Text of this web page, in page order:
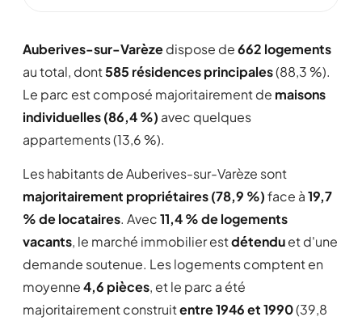
Auberives-sur-Varèzedispose de662 logements
au total, dont585 résidences principales(88,3 %).
Le parc est composé majoritairement de maisons
individuelles (86,4 %) avec quelques
appartements (13,6 %).
Les habitants de Auberives-sur-Varèze sont
majoritairement propriétaires (78,9 %)face à19,7
% de locataires. Avec11,4 % de logements
vacants, le marché immobilier estdétenduet d'une
demande soutenue. Les logements comptent en
moyenne4,6 pièces, et le parc a été
majoritairement construitentre 1946 et 1990(39,8